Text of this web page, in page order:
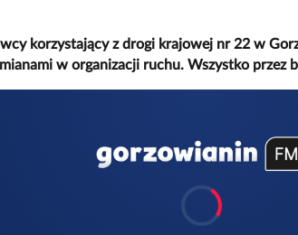
korzystający z drogi krajowej nr 22 w
w organizacji ruchu. Wszystko